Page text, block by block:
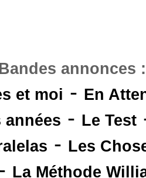
annonces
et moi - En
- Le Test
- Les
La Méthode